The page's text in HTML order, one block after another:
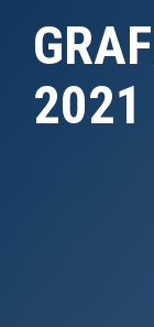
2021